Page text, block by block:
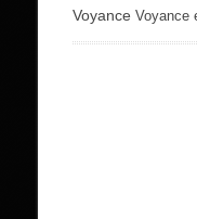
Voyance Voyance